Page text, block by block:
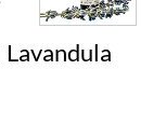
Lavandula | שמן אתרי טהור לבנדר אורגני